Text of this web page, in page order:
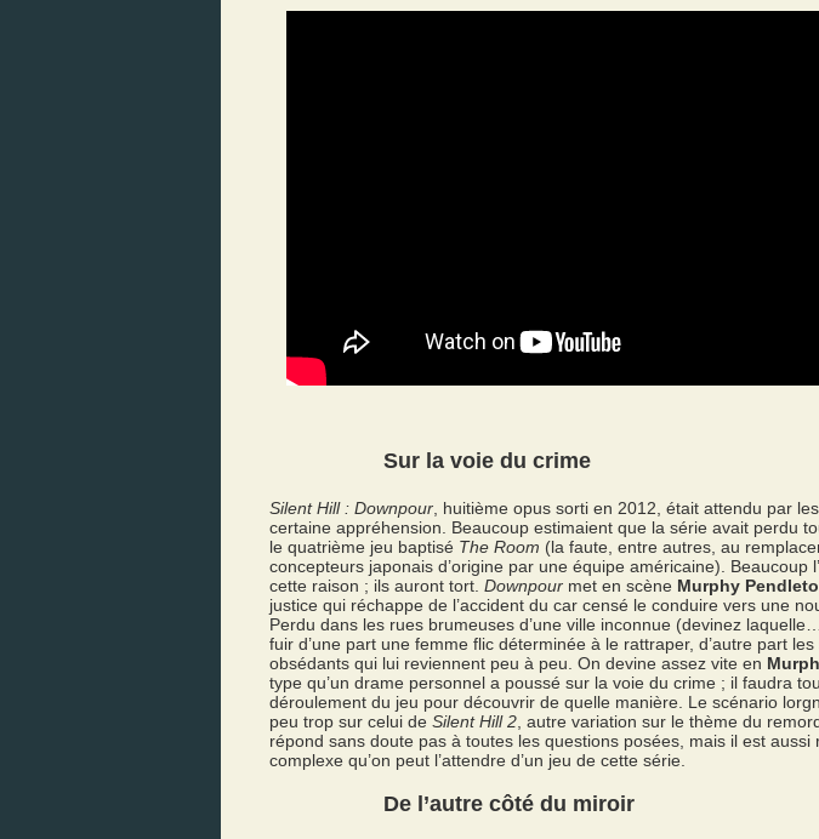
Sur la voie du crime
Silent Hill : Downpour , huitième opus sorti en 2012, était attendu par
certaine appréhension. Beaucoup estimaient que la série avait perdu
le quatrième jeu baptisé The Room (la faute, entre autres, au
concepteurs japonais d’origine par une équipe américaine). Beaucoup
cette raison ; ils auront tort. Downpour met en scène Murphy
justice qui réchappe de l’accident du car censé le conduire vers une
Perdu dans les rues brumeuses d’une ville inconnue (devinez
fuir d’une part une femme flic déterminée à le rattraper, d’autre part
obsédants qui lui reviennent peu à peu. On devine assez vite en
type qu’un drame personnel a poussé sur la voie du crime ; il faudra
déroulement du jeu pour découvrir de quelle manière. Le scénario
peu trop sur celui de Silent Hill 2 , autre variation sur le thème du
répond sans doute pas à toutes les questions posées, mais il est aussi
complexe qu’on peut l’attendre d’un jeu de cette série.
De l’autre côté du miroir